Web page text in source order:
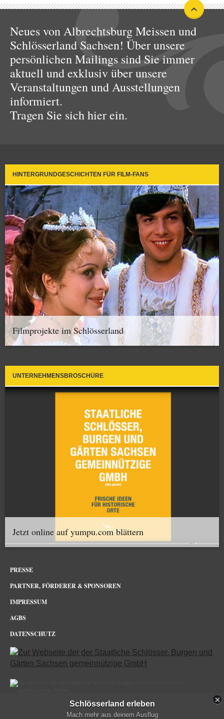
Neues von Albrechtsburg Meissen und
Schlösserland Sachsen! Über unsere
persönlichen Mailings sind Sie immer
aktuell und exklusiv über unsere
Veranstaltungen und Ausstellungen
informiert.
Tragen Sie sich hier ein.
HINTERGRUNDGESCHICHTEN FÜR FILM-FANS
Filmprojekte im Schlösserland
UNTERNEHMENSBROSCHÜRE
Jetzt online auf yumpu.com blättern
PRESSE
PARTNER, FÖRDERER & SPONSOREN
IMPRESSUM
AGBS
DATENSCHUTZ
Albrechtsburg Meissen im Netz
Schlösserland erleben
Mach mehr aus deinem Ausflug